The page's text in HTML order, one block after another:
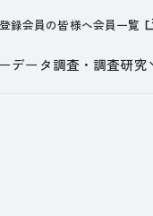
録会員の皆様へ会員一覧
データ調査・調査研究